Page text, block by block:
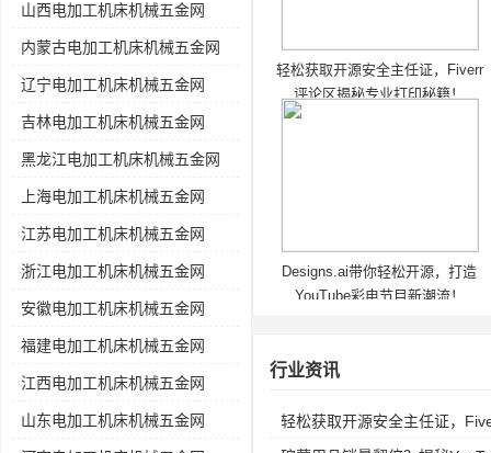
山西电加工机床机械五金网
内蒙古电加工机床机械五金网
辽宁电加工机床机械五金网
吉林电加工机床机械五金网
黑龙江电加工机床机械五金网
上海电加工机床机械五金网
江苏电加工机床机械五金网
浙江电加工机床机械五金网
安徽电加工机床机械五金网
福建电加工机床机械五金网
江西电加工机床机械五金网
山东电加工机床机械五金网
轻松获取开源安全主任证，Fiverr
评论区揭秘专业打印秘籍！
Designs.ai带你轻松开源，打造
YouTube彩电节目新潮流！
行业资讯
轻松获取开源安全主任证，